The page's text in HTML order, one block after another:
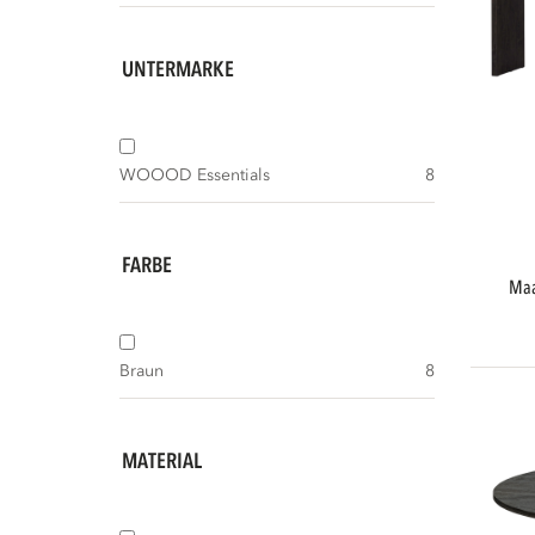
UNTERMARKE
WOOOD Essentials 8
FARBE
Braun 8
MATERIAL